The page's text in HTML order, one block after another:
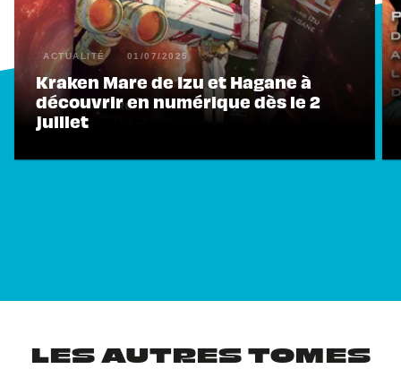
ACTUALITÉ 01/07/2025
Kraken Mare de Izu et Hagane à
découvrir en numérique dès le 2
juillet
LES AUTRES TOMES